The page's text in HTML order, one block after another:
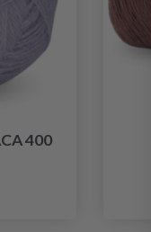
400